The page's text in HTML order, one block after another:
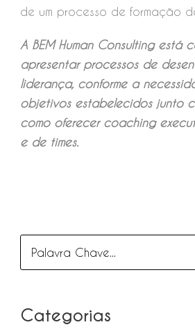
de um processo de formação
A BEM Human Consulting está
apresentar processos de
liderança, conforme a
objetivos estabelecidos junto
como oferecer coaching
e de times.
Categorias